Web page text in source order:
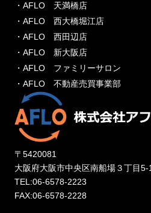
・AFLO 天満橋店
・AFLO 西大橋堀江店
・AFLO 西田辺店
・AFLO 新大阪店
・AFLO ファミリーサロン
・AFLO 不動産売買事業部
〒5420081
大阪府大阪市中央区南船場３丁目
TEL:06-6578-2223
FAX:06-6578-2228